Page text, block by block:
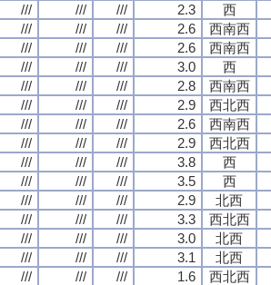
/// /// /// 2.3
西
/// /// /// 2.6
西南西
/// /// /// 2.6
西南西
/// /// /// 3.0
西
/// /// /// 2.8
西南西
/// /// /// 2.9
西北西
/// /// /// 2.6
西南西
/// /// /// 2.9
西北西
/// /// /// 3.8
西
/// /// /// 3.5
西
/// /// /// 2.9
北西
/// /// /// 3.3
西北西
/// /// /// 3.0
北西
/// /// /// 3.1
北西
/// /// /// 1.6
西北西